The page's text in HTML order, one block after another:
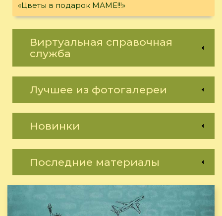
«Цветы в подарок МАМЕ!!!»
Виртуальная справочная
служба
Лучшее из фотогалереи
Новинки
Последние материалы